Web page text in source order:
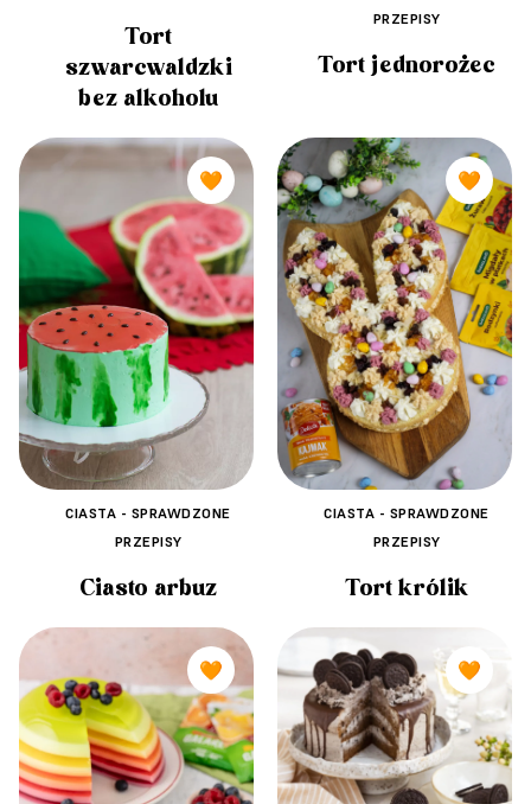
Tort
szwarcwaldzki
bez alkoholu
PRZEPISY
Tort jednorożec
🧡
CIASTA - SPRAWDZONE
PRZEPISY
Ciasto arbuz
🧡
CIASTA - SPRAWDZONE
PRZEPISY
Tort królik
🧡 🧡